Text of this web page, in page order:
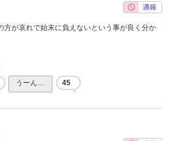
方が哀れで始末に負えないという事が良く分か
うーん… 45